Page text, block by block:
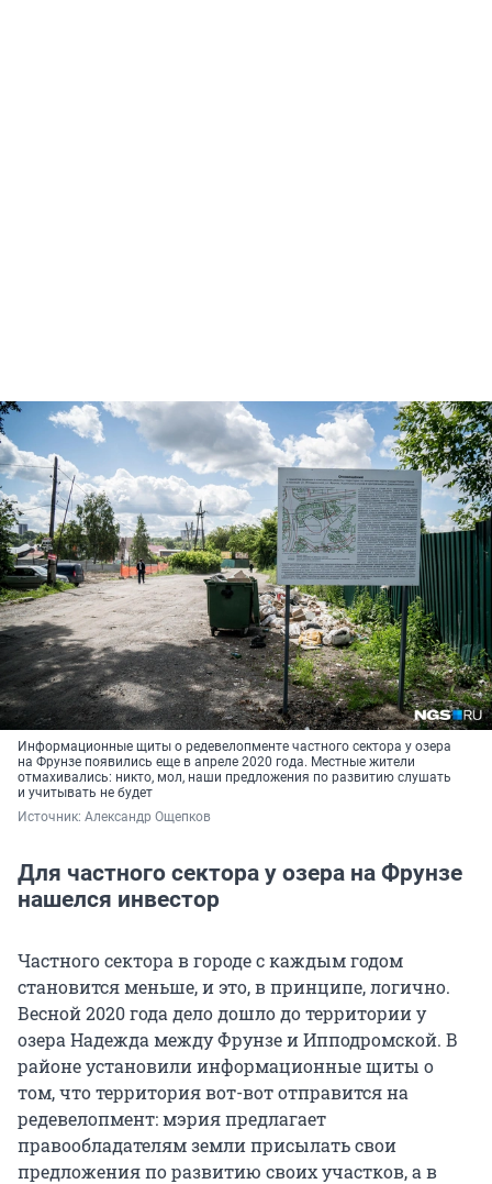
Информационные щиты о редевелопменте частного сектора у озера
на Фрунзе появились еще в апреле 2020 года. Местные жители
отмахивались: никто, мол, наши предложения по развитию слушать
и учитывать не будет
Источник: Александр Ощепков
Для частного сектора у озера на Фрунзе
нашелся инвестор
Частного сектора в городе с каждым годом
становится меньше, и это, в принципе, логично.
Весной 2020 года дело дошло до территории у
озера Надежда между Фрунзе и Ипподромской. В
районе установили информационные щиты о
том, что территория вот-вот отправится на
редевелопмент: мэрия предлагает
правообладателям земли присылать свои
предложения по развитию своих участков, а в